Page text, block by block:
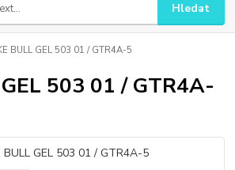
Hledat
BULL GEL 503 01 / GTR4A-5
503 01 / GTR4A-